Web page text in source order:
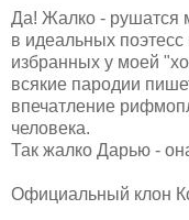
Да! Жалко - рушатся
в идеальных
избранных у моей
всякие пародии
впечатление
человека.
Так жалко Дарью -
Официальный клон